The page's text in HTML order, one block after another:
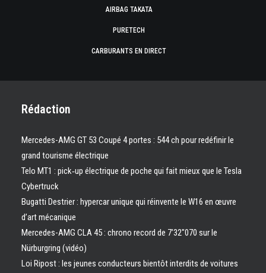
AIRBAG TAKATA
PURETECH
CARBURANTS EN DIRECT
Rédaction
Mercedes-AMG GT 53 Coupé 4 portes : 544 ch pour redéfinir le
grand tourisme électrique
Telo MT1 : pick‑up électrique de poche qui fait mieux que le Tesla
Cybertruck
Bugatti Destrier : hypercar unique qui réinvente le W16 en œuvre
d’art mécanique
Mercedes-AMG CLA 45 : chrono record de 7’32″070 sur le
Nürburgring (vidéo)
Loi Ripost : les jeunes conducteurs bientôt interdits de voitures